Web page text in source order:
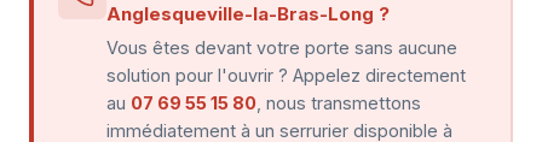
Anglesqueville-la-Bras-Long ?
Vous êtes devant votre porte sans aucune
solution pour l'ouvrir ? Appelez directement
au 07 69 55 15 80 , nous transmettons
immédiatement à un serrurier disponible à